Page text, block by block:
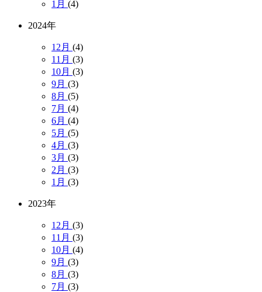
1月 (4)
2024年
12月 (4)
11月 (3)
10月 (3)
9月 (3)
8月 (5)
7月 (4)
6月 (4)
5月 (5)
4月 (3)
3月 (3)
2月 (3)
1月 (3)
2023年
12月 (3)
11月 (3)
10月 (4)
9月 (3)
8月 (3)
7月 (3)